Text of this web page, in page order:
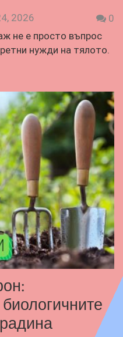
2026
0
не е просто въпрос
нужди на тялото.